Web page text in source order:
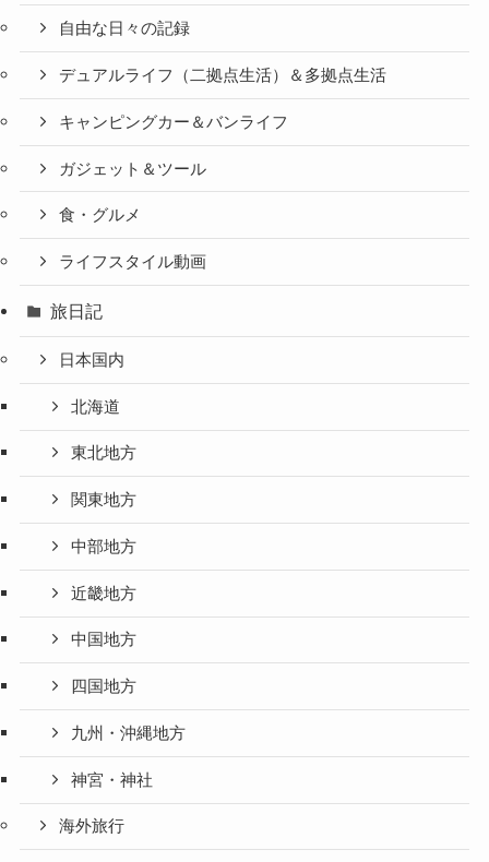
自由な日々の記録
デュアルライフ（二拠点生活）＆多拠点生活
キャンピングカー＆バンライフ
ガジェット＆ツール
食・グルメ
ライフスタイル動画
旅日記
日本国内
北海道
東北地方
関東地方
中部地方
近畿地方
中国地方
四国地方
九州・沖縄地方
神宮・神社
海外旅行